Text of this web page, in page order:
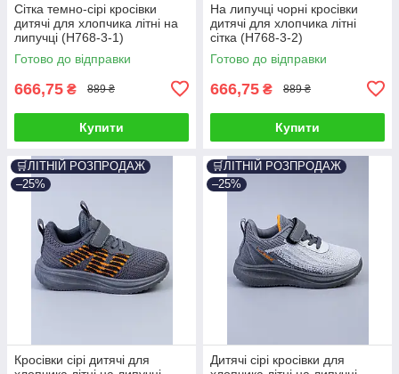
Сітка темно-сірі кросівки
дитячі для хлопчика літні на
липучці (H768-3-1)
Готово до відправки
666,75 ₴ 889 ₴
Купити
На липучці чорні кросівки
дитячі для хлопчика літні
сітка (H768-3-2)
Готово до відправки
666,75 ₴ 889 ₴
Купити
🛒ЛІТНІЙ РОЗПРОДАЖ
–25%
Кросівки сірі дитячі для
🛒ЛІТНІЙ РОЗПРОДАЖ
–25%
Дитячі сірі кросівки для